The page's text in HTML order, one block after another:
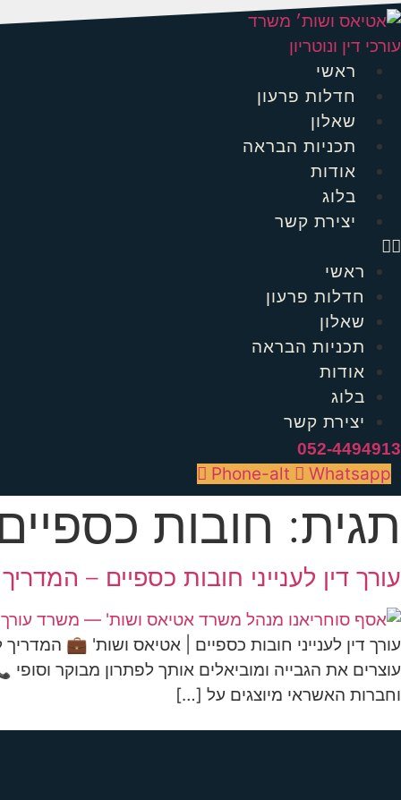
דלג
ראשי
חדלות פרעון
שאלון
תכניות הבראה
אודות
בלוג
יצירת קשר
ראשי
חדלות פרעון
שאלון
תכניות הבראה
אודות
בלוג
יצירת קשר
052-4494913
Phone-alt Whatsapp
תגית: חובות
עורך דין לענייני חובות כספיים –
עורך דין לענייני חובות כספיים | אטיאס ושות' 💼
וחברות האשראי מיוצגים על […]